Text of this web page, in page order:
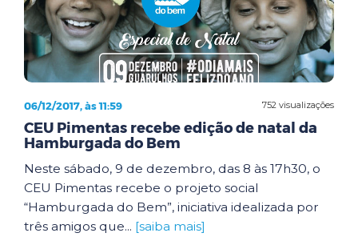
752 visualizações
06/12/2017, às 11:59
CEU Pimentas recebe edição de natal da
Hamburgada do Bem
Neste sábado, 9 de dezembro, das 8 às 17h30, o
CEU Pimentas recebe o projeto social
“Hamburgada do Bem”, iniciativa idealizada por
três amigos que... [saiba mais]